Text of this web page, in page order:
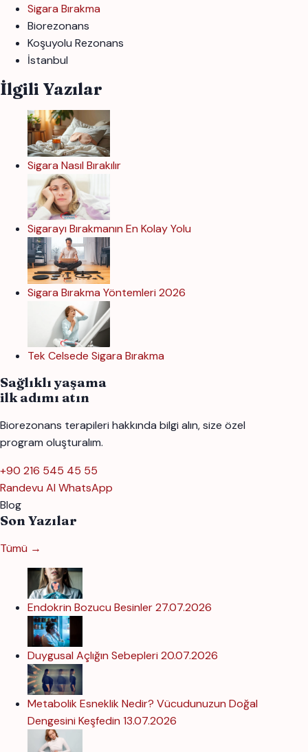
Sigara Bırakma
Biorezonans
Koşuyolu Rezonans
İstanbul
İlgili Yazılar
Sigara Nasıl Bırakılır
Sigarayı Bırakmanın En Kolay Yolu
Sigara Bırakma Yöntemleri 2026
Tek Celsede Sigara Bırakma
Sağlıklı yaşama
ilk adımı atın
Biorezonans terapileri hakkında bilgi alın, size özel
program oluşturalım.
+90 216 545 45 55
Randevu Al WhatsApp
Blog
Son Yazılar
Tümü →
Endokrin Bozucu Besinler27.07.2026
Duygusal Açlığın Sebepleri 20.07.2026
Metabolik Esneklik Nedir? Vücudunuzun Doğal
Dengesini Keşfedin 13.07.2026